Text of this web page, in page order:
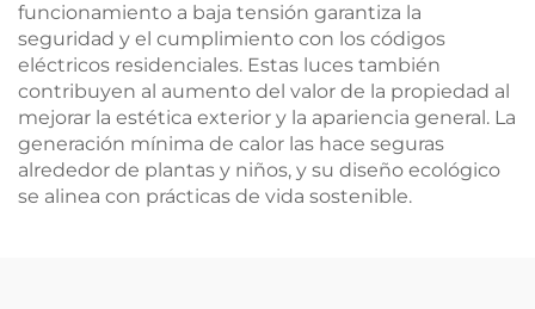
funcionamiento a baja tensión garantiza la
seguridad y el cumplimiento con los códigos
eléctricos residenciales. Estas luces también
contribuyen al aumento del valor de la propiedad al
mejorar la estética exterior y la apariencia general. La
generación mínima de calor las hace seguras
alrededor de plantas y niños, y su diseño ecológico
se alinea con prácticas de vida sostenible.